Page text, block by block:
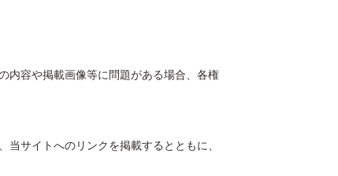
内容や掲載画像等に問題がある場合、各権
サイトへのリンクを掲載するとともに、